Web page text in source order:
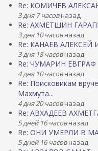
Re: КОМИЧЕВ
3 дня 7 часовназад
Re: АХМЕТШИН
3 дня 10 часовназад
Re: КАНАЕВ
3 дня 18 часовназад
Re: ЧУМАРИН
4 дня 10 часовназад
Re: Поисковикам
Махмута...
4 дня 20 часовназад
Re: АВХАДЕЕВ
5 дней 16 часовназад
Re: ОНИ УМЕРЛИ В
5 дней 16 часовназад